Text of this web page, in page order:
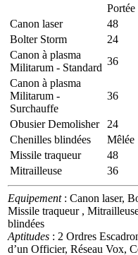
Portée
Canon laser
48
Bolter Storm
24
Canon à plasma
Militarum - Standard
36
Canon à plasma
Militarum -
Surchauffe
36
Obusier Demolisher
24
Chenilles blindées
Mêlée
Missile traqueur
48
Mitrailleuse
36
Equipement: Canon laser,
Missile traqueur ,
blindées
Aptitudes : 2 Ordres
d’un Officier, Réseau Vox,